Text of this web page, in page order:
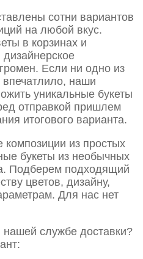
сотни вариантов
на любой вкус.
в корзинах и
дизайнерское
Если ни одно из
наши
уникальные букеты
отправкой пришлем
итогового варианта.
композиции из простых
букеты из необычных
Подберем подходящий
цветов, дизайну,
Для нас нет
нашей службе доставки?